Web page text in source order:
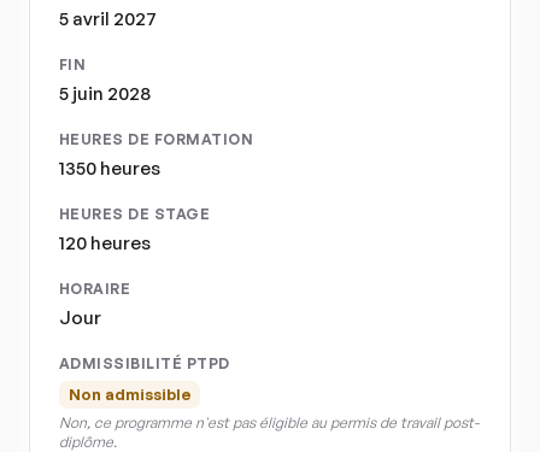
5 avril 2027
FIN
5 juin 2028
HEURES DE FORMATION
1350 heures
HEURES DE STAGE
120 heures
HORAIRE
Jour
ADMISSIBILITÉ PTPD
Non admissible
Non, ce programme n'est pas éligible au permis de travail post-
diplôme.